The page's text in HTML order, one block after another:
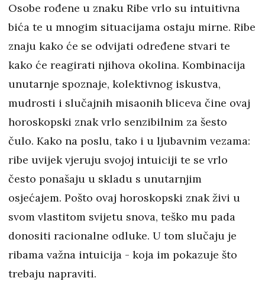
Osobe rođene u znaku Ribe vrlo su intuitivna
bića te u mnogim situacijama ostaju mirne. Ribe
znaju kako će se odvijati određene stvari te
kako će reagirati njihova okolina. Kombinacija
unutarnje spoznaje, kolektivnog iskustva,
mudrosti i slučajnih misaonih bliceva čine ovaj
horoskopski znak vrlo senzibilnim za šesto
čulo. Kako na poslu, tako i u ljubavnim vezama:
ribe uvijek vjeruju svojoj intuiciji te se vrlo
često ponašaju u skladu s unutarnjim
osjećajem. Pošto ovaj horoskopski znak živi u
svom vlastitom svijetu snova, teško mu pada
donositi racionalne odluke. U tom slučaju je
ribama važna intuicija - koja im pokazuje što
trebaju napraviti.